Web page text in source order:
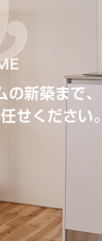
新築まで、
せください。